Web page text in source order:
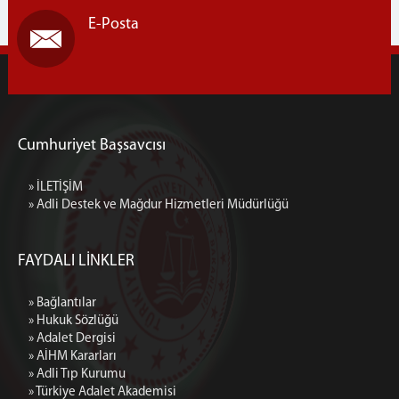
SULH HUKUK MAHKEMESİ
1. ASLİYE HUKUK MAHKEMESİ
3. ASLİYE HUKUK MAHKEMESİ
5. ASLİYE HUKUK MAHKEMESİ
7. ASLİYE HUKUK MAHKEMESİ
MÜLHAKAT ADLİYELERİMİZ
A3 TİPİ KAPALI CEZA İNFAZ KURUMU
Adli Destek ve Mağdur Hizmetleri Müdürlüğü
FOTOĞRAFLAR
ADLİYEMİZ
E-Posta
Cumhuriyet Başsavcısı
» İLETİŞİM
» Adli Destek ve Mağdur Hizmetleri Müdürlüğü
FAYDALI LİNKLER
» Bağlantılar
» Hukuk Sözlüğü
» Adalet Dergisi
» AİHM Kararları
» Adli Tıp Kurumu
» Türkiye Adalet Akademisi